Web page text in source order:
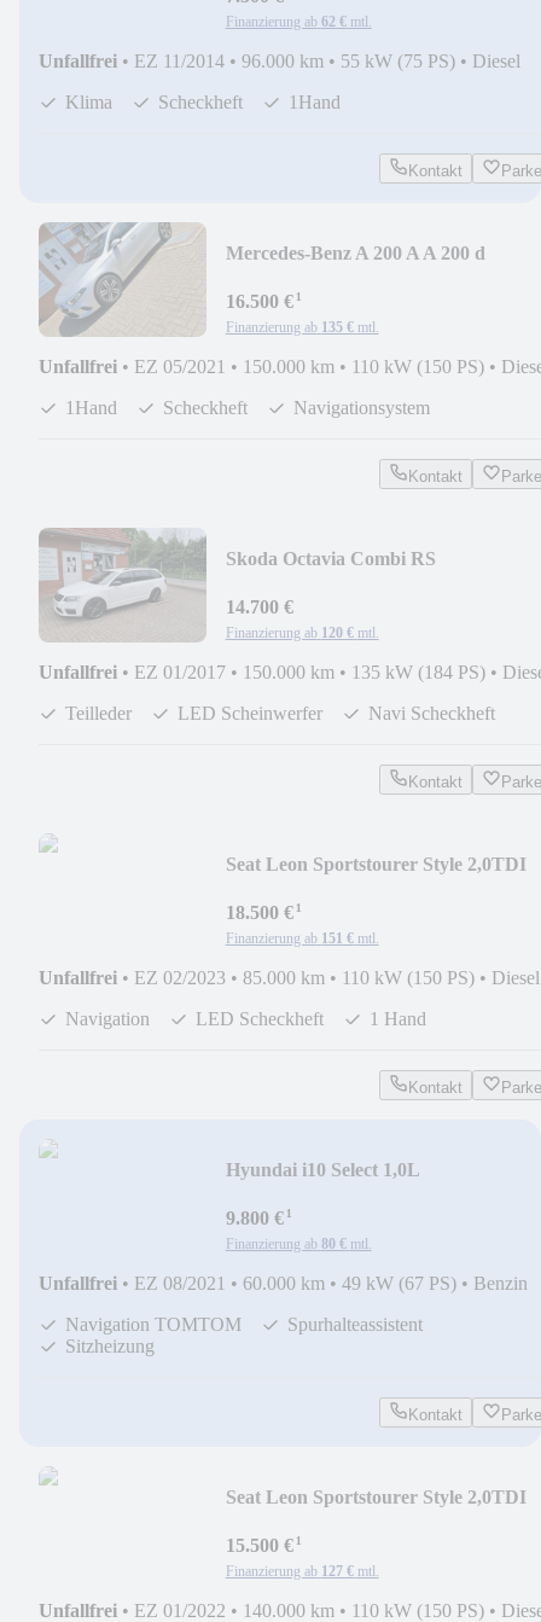
Finanzierung ab 62 € mtl.
Unfallfrei • EZ 11/2014 • 96.000 km • 55 kW (75 PS) • Diesel
Klima
Scheckheft 1Hand
Kontakt
Mercedes-Benz A 200 A A 200 d
16.500 €¹
Finanzierung ab 135 € mtl.
Unfallfrei • EZ 05/2021 • 150.000 km • 110 kW (150 PS) •
1Hand
Scheckheft Navigationsystem
Kontakt
Skoda Octavia Combi RS
14.700 €
Finanzierung ab 120 € mtl.
Unfallfrei • EZ 01/2017 • 150.000 km • 135 kW (184 PS) •
Teilleder
LED Scheinwerfer Navi Scheckheft
Kontakt
Seat Leon Sportstourer Style 2,0TDI
18.500 €¹
Finanzierung ab 151 € mtl.
Unfallfrei • EZ 02/2023 • 85.000 km • 110 kW (150 PS) • Diesel
Navigation
LED Scheckheft 1 Hand
Kontakt
Hyundai i10 Select 1,0L
9.800 €¹
Finanzierung ab 80 € mtl.
Unfallfrei • EZ 08/2021 • 60.000 km • 49 kW (67 PS) • Benzin
Navigation TOMTOM
Spurhalteassistent
Sitzheizung
Kontakt
Seat Leon Sportstourer Style 2,0TDI
15.500 €¹
Finanzierung ab 127 € mtl.
Unfallfrei • EZ 01/2022 • 140.000 km • 110 kW (150 PS) •